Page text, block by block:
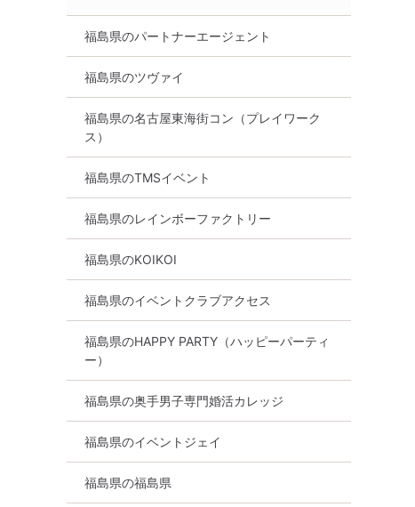
福島県のパートナーエージェント
福島県のツヴァイ
福島県の名古屋東海街コン（プレイワーク
ス）
福島県のTMSイベント
福島県のレインボーファクトリー
福島県のKOIKOI
福島県のイベントクラブアクセス
福島県のHAPPY PARTY（ハッピーパーティ
ー）
福島県の奥手男子専門婚活カレッジ
福島県のイベントジェイ
福島県の福島県